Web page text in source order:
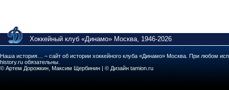
Хоккейный клуб «Динамо» Москва, 1946-2026
Наша история… – сайт об истории хоккейного клуба «Динамо» Москва. При любом
history.ru обязательны.
© Артем Дорожкин, Максим Щербинин | © Дизайн tamion.ru